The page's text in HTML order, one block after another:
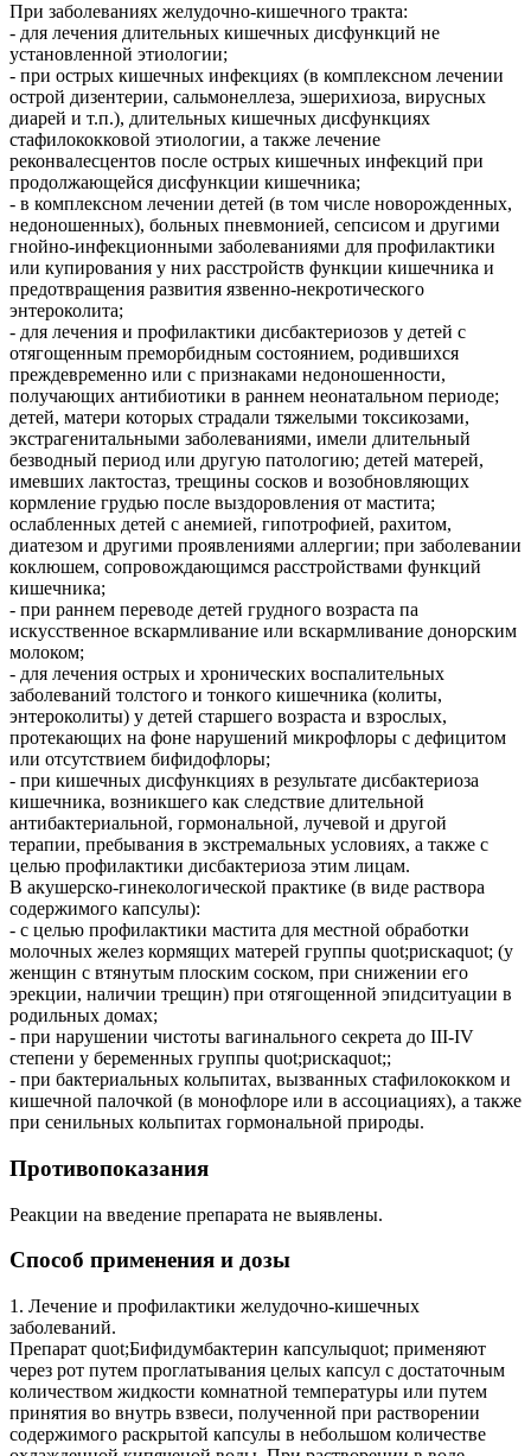
При заболеваниях желудочно-кишечного тракта:
- для лечения длительных кишечных дисфункций не
установленной этиологии;
- при острых кишечных инфекциях (в комплексном лечении
острой дизентерии, сальмонеллеза, эшерихиоза, вирусных
диарей и т.п.), длительных кишечных дисфункциях
стафилококковой этиологии, а также лечение
реконвалесцентов после острых кишечных инфекций при
продолжающейся дисфункции кишечника;
- в комплексном лечении детей (в том числе новорожденных,
недоношенных), больных пневмонией, сепсисом и другими
гнойно-инфекционными заболеваниями для профилактики
или купирования у них расстройств функции кишечника и
предотвращения развития язвенно-некротического
энтероколита;
- для лечения и профилактики дисбактериозов у детей с
отягощенным преморбидным состоянием, родившихся
преждевременно или с признаками недоношенности,
получающих антибиотики в раннем неонатальном периоде;
детей, матери которых страдали тяжелыми токсикозами,
экстрагенитальными заболеваниями, имели длительный
безводный период или другую патологию; детей матерей,
имевших лактостаз, трещины сосков и возобновляющих
кормление грудью после выздоровления от мастита;
ослабленных детей с анемией, гипотрофией, рахитом,
диатезом и другими проявлениями аллергии; при заболевании
коклюшем, сопровождающимся расстройствами функций
кишечника;
- при раннем переводе детей грудного возраста па
искусственное вскармливание или вскармливание донорским
молоком;
- для лечения острых и хронических воспалительных
заболеваний толстого и тонкого кишечника (колиты,
энтероколиты) у детей старшего возраста и взрослых,
протекающих на фоне нарушений микрофлоры с дефицитом
или отсутствием бифидофлоры;
- при кишечных дисфункциях в результате дисбактериоза
кишечника, возникшего как следствие длительной
антибактериальной, гормональной, лучевой и другой
терапии, пребывания в экстремальных условиях, а также с
целью профилактики дисбактериоза этим лицам.
В акушерско-гинекологической практике (в виде раствора
содержимого капсулы):
- с целью профилактики мастита для местной обработки
молочных желез кормящих матерей группы quot;рискаquot; (у
женщин с втянутым плоским соском, при снижении его
эрекции, наличии трещин) при отягощенной эпидситуации в
родильных домах;
- при нарушении чистоты вагинального секрета до III-IV
степени у беременных группы quot;рискаquot;;
- при бактериальных кольпитах, вызванных стафилококком и
кишечной палочкой (в монофлоре или в ассоциациях), а также
при сенильных кольпитах гормональной природы.
Противопоказания
Реакции на введение препарата не выявлены.
Способ применения и дозы
1. Лечение и профилактики желудочно-кишечных
заболеваний.
Препарат quot;Бифидумбактерин капсулыquot; применяют
через рот путем проглатывания целых капсул с достаточным
количеством жидкости комнатной температуры или путем
принятия во внутрь взвеси, полученной при растворении
содержимого раскрытой капсулы в небольшом количестве